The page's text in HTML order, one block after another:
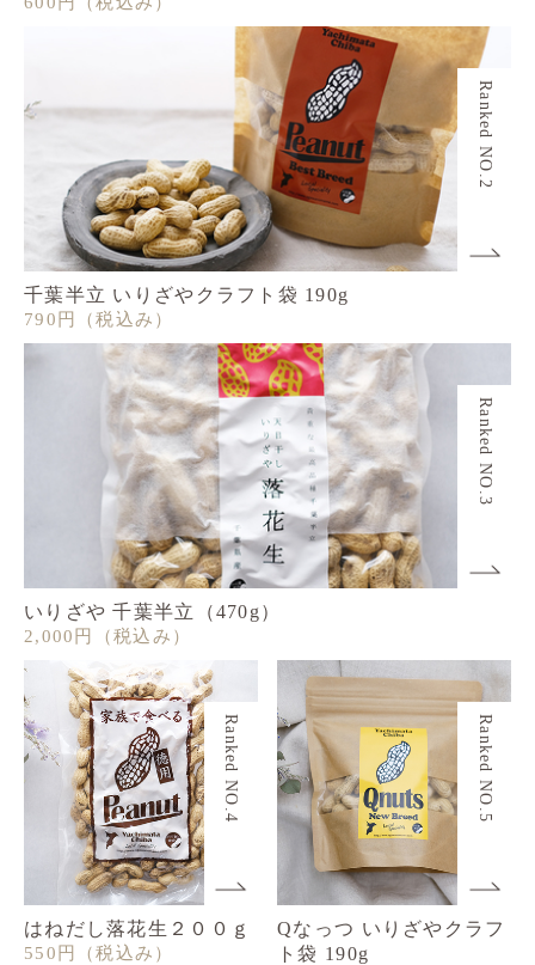
Ranked NO.2
千葉半立 いりざやクラフト袋 190g
790円 （税込み）
Ranked NO.3
いりざや 千葉半立（470g）
2,000円 （税込み）
Ranked NO.4
はねだし落花生２００ｇ
550円 （税込み）
Ranked NO.5
Qなっつ いりざやクラフ
ト袋 190g